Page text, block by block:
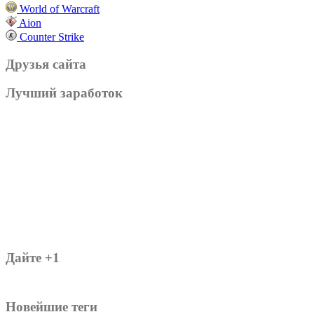
World of Warcraft
Aion
Counter Strike
Друзья сайта
Лучший заработок
Дайте +1
Новейшие теги